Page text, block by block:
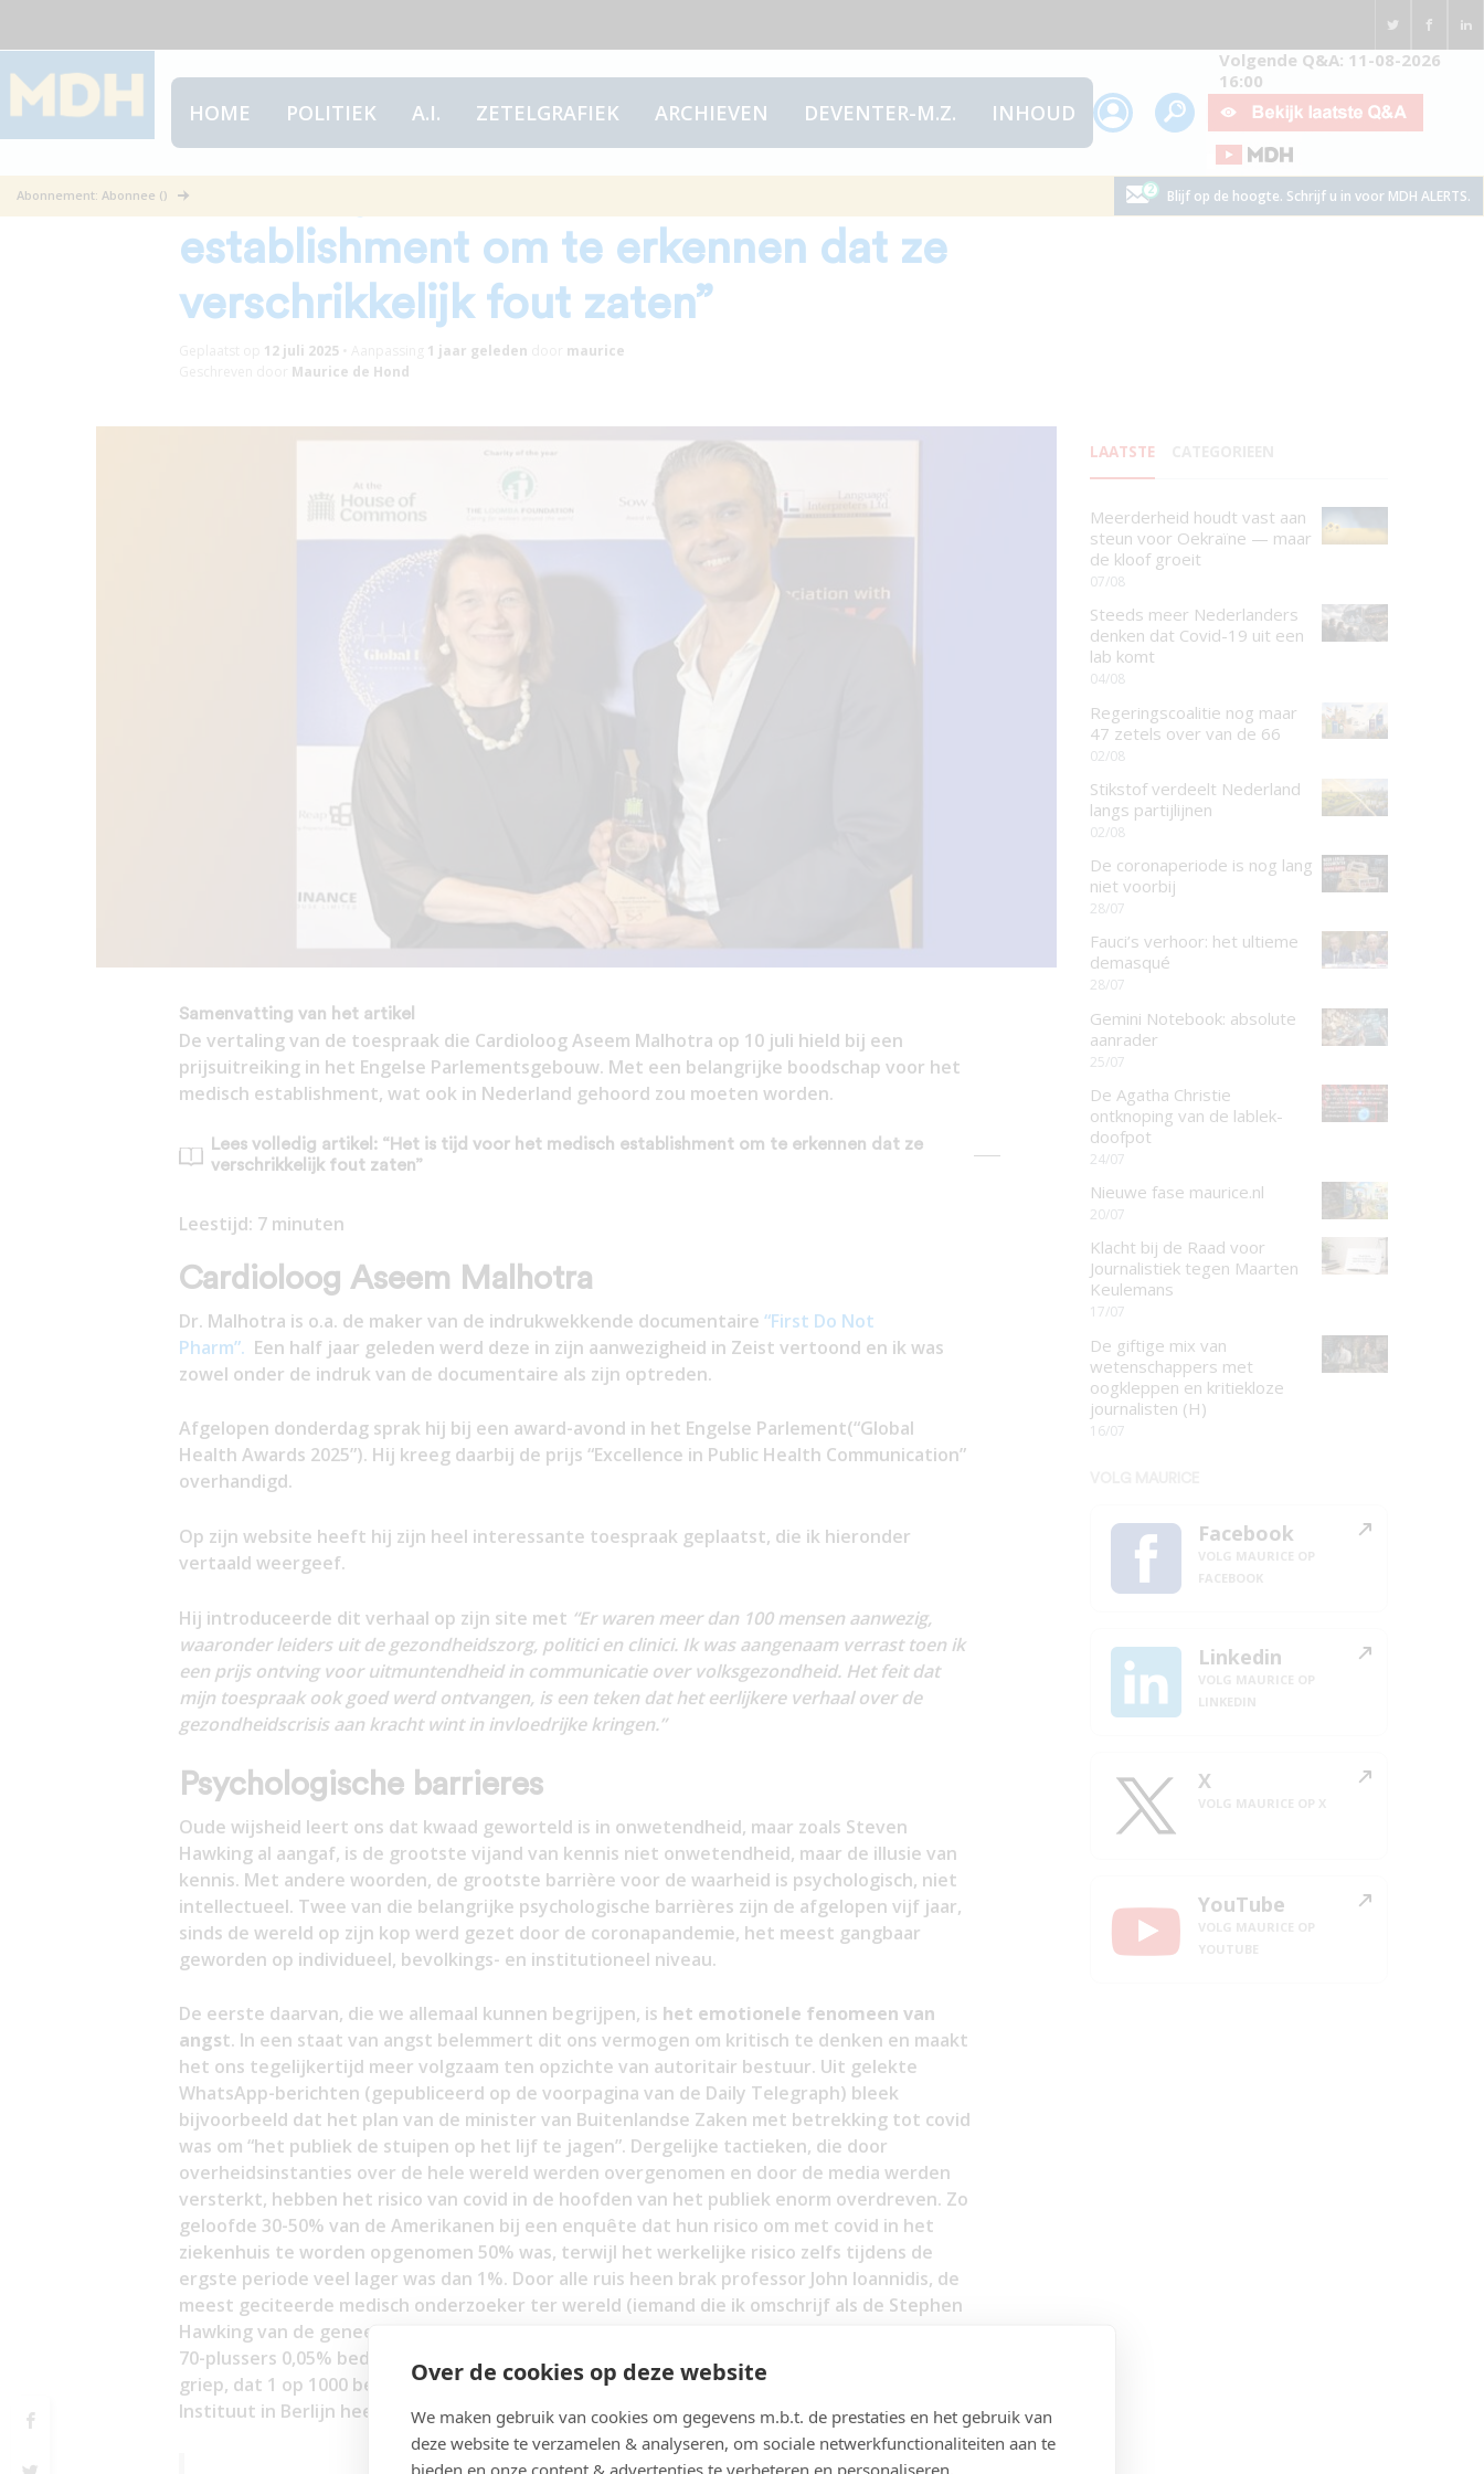
Over de cookies op deze website
We maken gebruik van cookies om gegevens m.b.t. de prestaties en het gebruik van
deze website te verzamelen & analyseren, om sociale netwerkfunctionaliteiten aan te
bieden en onze content & advertenties te verbeteren en personaliseren.
HOME POLITIEK A.I. ZETELGRAFIEK ARCHIEVEN DEVENTER-M.Z. INHOUD
Volgende Q&A: 11-08-2026
16:00
Abonnement: Abonnee () Blijf op de hoogte. Schrijf u in voor MDH ALERTS.
“Het is tijd voor het medisch
establishment om te erkennen dat ze
verschrikkelijk fout zaten”
12 juli 2025• 1 jaar geleden
maurice
Maurice de Hond
Samenvatting van het artikel
De vertaling van de toespraak die Cardioloog Aseem Malhotra op 10 juli hield bij een
prijsuitreiking in het Engelse Parlementsgebouw. Met een belangrijke boodschap voor het
medisch establishment, wat ook in Nederland gehoord zou moeten worden.
Lees volledig artikel: “Het is tijd voor het medisch establishment om te erkennen dat ze
verschrikkelijk fout zaten”
Leestijd: 7 minuten
Cardioloog Aseem Malhotra
Dr. Malhotra is o.a. de maker van de indrukwekkende documentaire “First Do Not
Pharm”. Een half jaar geleden werd deze in zijn aanwezigheid in Zeist vertoond en ik was
zowel onder de indruk van de documentaire als zijn optreden.
Afgelopen donderdag sprak hij bij een award-avond in het Engelse Parlement(“Global
Health Awards 2025”). Hij kreeg daarbij de prijs “Excellence in Public Health Communication”
overhandigd.
Op zijn website heeft hij zijn heel interessante toespraak geplaatst, die ik hieronder
vertaald weergeef.
Hij introduceerde dit verhaal op zijn site met “Er waren meer dan 100 mensen aanwezig,
waaronder leiders uit de gezondheidszorg, politici en clinici. Ik was aangenaam verrast toen ik
een prijs ontving voor uitmuntendheid in communicatie over volksgezondheid. Het feit dat
mijn toespraak ook goed werd ontvangen, is een teken dat het eerlijkere verhaal over de
gezondheidscrisis aan kracht wint in invloedrijke kringen.”
Psychologische barrieres
Oude wijsheid leert ons dat kwaad geworteld is in onwetendheid, maar zoals Steven
Hawking al aangaf, is de grootste vijand van kennis niet onwetendheid, maar de illusie van
kennis. Met andere woorden, de grootste barrière voor de waarheid is psychologisch, niet
intellectueel. Twee van die belangrijke psychologische barrières zijn de afgelopen vijf jaar,
sinds de wereld op zijn kop werd gezet door de coronapandemie, het meest gangbaar
geworden op individueel, bevolkings- en institutioneel niveau.
De eerste daarvan, die we allemaal kunnen begrijpen, is het emotionele fenomeen van
angst. In een staat van angst belemmert dit ons vermogen om kritisch te denken en maakt
het ons tegelijkertijd meer volgzaam ten opzichte van autoritair bestuur. Uit gelekte
WhatsApp-berichten (gepubliceerd op de voorpagina van de Daily Telegraph) bleek
bijvoorbeeld dat het plan van de minister van Buitenlandse Zaken met betrekking tot covid
was om “het publiek de stuipen op het lijf te jagen”. Dergelijke tactieken, die door
overheidsinstanties over de hele wereld werden overgenomen en door de media werden
versterkt, hebben het risico van covid in de hoofden van het publiek enorm overdreven. Zo
geloofde 30-50% van de Amerikanen bij een enquête dat hun risico om met covid in het
ziekenhuis te worden opgenomen 50% was, terwijl het werkelijke risico zelfs tijdens de
ergste periode veel lager was dan 1%. Door alle ruis heen brak professor John Ioannidis, de
meest geciteerde medisch onderzoeker ter wereld (iemand die ik omschrijf als de Stephen
Hawking van de geneeskunde), met zijn onderzoek dat eind 2020 het sterftecijfer onder
70-plussers 0,05% bedroeg, oftewel 1 op 2000, wat lager is dan het totale sterftecijfer van
griep, dat 1 op 1000 bedraagt. Als directeur gezondheidsgeletterdheid bij het Max Planck
Instituut in Berlijn heeft Gerd Gigerenzer eerder verklaard:
LAATSTE
Meerderheid houdt vast aan
steun voor Oekraïne — maar
de kloof groeit
07/08
Steeds meer Nederlanders
denken dat Covid-19 uit een
lab komt
04/08
Regeringscoalitie nog maar
47 zetels over van de 66
02/08
Stikstof verdeelt Nederland
langs partijlijnen
02/08
De coronaperiode is nog lang
niet voorbij
28/07
Fauci’s verhoor: het ultieme
demasqué
28/07
Gemini Notebook: absolute
aanrader
25/07
De Agatha Christie
ontknoping van de lablek-
doofpot
24/07
Nieuwe fase maurice.nl
20/07
Klacht bij de Raad voor
Journalistiek tegen Maarten
Keulemans
17/07
De giftige mix van
wetenschappers met
oogkleppen en kritiekloze
journalisten (H)
16/07
Facebook
Linkedin
X
YouTube